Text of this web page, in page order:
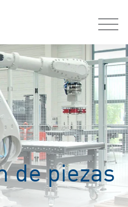
de piezas